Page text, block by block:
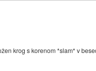
krog s korenom *slam* v